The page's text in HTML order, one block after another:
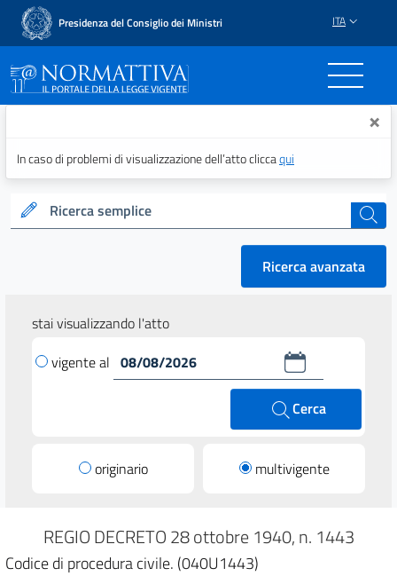
Presidenza del Consiglio dei Ministri ITA
Normattiva - Il portale ×
In caso di problemi di visualizzazione dell’atto cliccaqui
Ricerca semplice cerca
Ricerca avanzata
stai visualizzando l'atto
vigente al
Cerca
originario multivigente
REGIO DECRETO 28 ottobre 1940, n. 1443
Codice di procedura civile. (040U1443)